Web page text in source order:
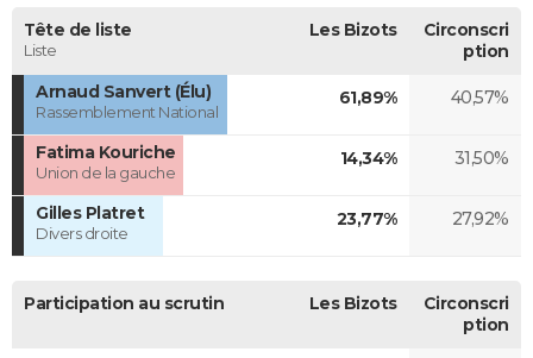
Tête de liste
Liste
Les Bizots
Circonscri
ption
Arnaud Sanvert (Élu)
Rassemblement National
61,89% 40,57%
Fatima Kouriche
Union de la gauche
14,34% 31,50%
Gilles Platret
Divers droite
23,77% 27,92%
Participation au scrutin Les Bizots
Circonscri
ption